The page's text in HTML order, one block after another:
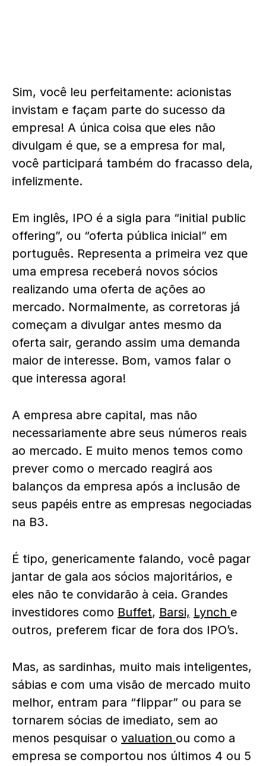
Sim, você leu perfeitamente: acionistas
invistam e façam parte do sucesso da
empresa! A única coisa que eles não
divulgam é que, se a empresa for mal,
você participará também do fracasso dela,
infelizmente.
Em inglês, IPO é a sigla para “initial public
offering”, ou “oferta pública inicial” em
português. Representa a primeira vez que
uma empresa receberá novos sócios
realizando uma oferta de ações ao
mercado. Normalmente, as corretoras já
começam a divulgar antes mesmo da
oferta sair, gerando assim uma demanda
maior de interesse. Bom, vamos falar o
que interessa agora!
A empresa abre capital, mas não
necessariamente abre seus números reais
ao mercado. E muito menos temos como
prever como o mercado reagirá aos
balanços da empresa após a inclusão de
seus papéis entre as empresas negociadas
na B3.
É tipo, genericamente falando, você pagar
jantar de gala aos sócios majoritários, e
eles não te convidarão à ceia. Grandes
investidores como Buffet, Barsi, Lynch e
outros, preferem ficar de fora dos IPO’s.
Mas, as sardinhas, muito mais inteligentes,
sábias e com uma visão de mercado muito
melhor, entram para “flippar” ou para se
tornarem sócias de imediato, sem ao
menos pesquisar o valuation ou como a
empresa se comportou nos últimos 4 ou 5